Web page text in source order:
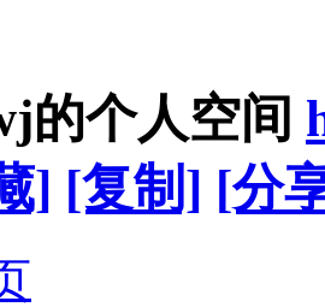
的个人空间
] [复制] [分